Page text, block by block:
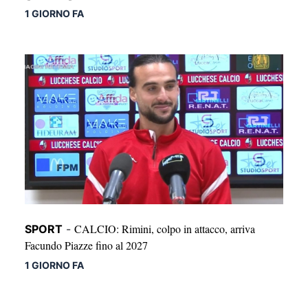
1 GIORNO FA
SPORT - CALCIO: Rimini, colpo in attacco, arriva
Facundo Piazze fino al 2027
1 GIORNO FA